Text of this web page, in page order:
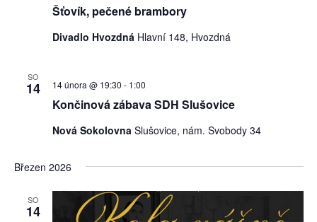
Šťovík, pečené brambory
Divadlo Hvozdná Hlavní 148, Hvozdná
SO
14
Končinová zábava SDH Slušovice
14 února @ 19:30 - 1:00
Nová Sokolovna Slušovice, nám. Svobody 34
Březen 2026
SO
14